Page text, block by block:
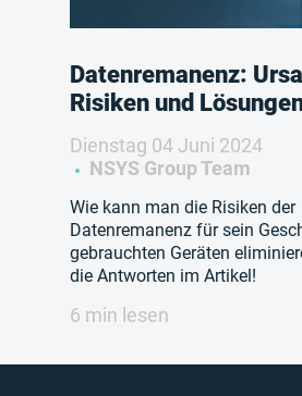
Datenremanenz:
Risiken und
Dienstag 04 Juni 2024
NSYS Group Team
Wie kann man die Risiken der
Datenremanenz für sein
gebrauchten Geräten
die Antworten im Artikel!
6 min lesen